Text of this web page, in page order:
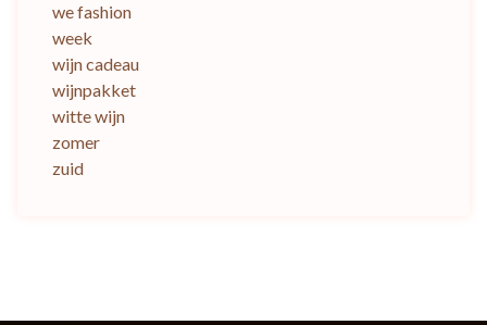
we fashion
week
wijn cadeau
wijnpakket
witte wijn
zomer
zuid